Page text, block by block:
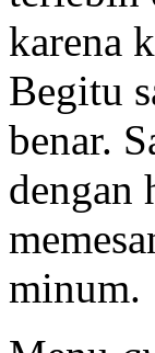
karena
Begitu
benar.
dengan
minum.